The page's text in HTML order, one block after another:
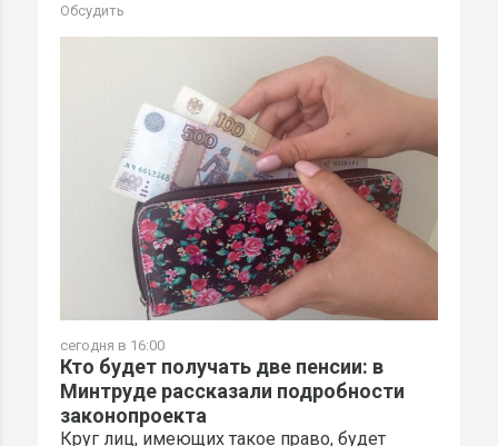
Обсудить
сегодня в 16:00
Кто будет получать две пенсии: в
Минтруде рассказали подробности
законопроекта
Круг лиц, имеющих такое право, будет